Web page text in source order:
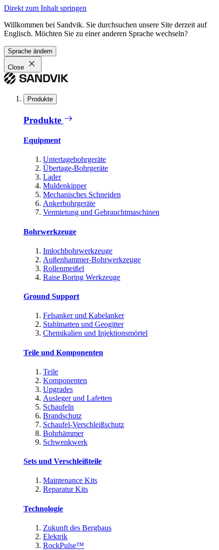
Direkt zum Inhalt springen
Willkommen bei Sandvik. Sie durchsuchen unsere Site derzeit auf
Englisch. Möchten Sie zu einer anderen Sprache wechseln?
Sprache ändern
Close
Produkte
Produkte
Equipment
Untertagebohrgeräte
Übertage-Bohrgeräte
Lader
Muldenkipper
Mechanisches Schneiden
Ankerbohrgeräte
Vermietung und Gebrauchtmaschinen
Bohrwerkzeuge
Imlochbohrwerkzeuge
Außenhammer-Bohrwerkzeuge
Rollenmeißel
Raise Boring Werkzeuge
Ground Support
Felsanker und Kabelanker
Stahlmatten und Geogitter
Chemikalien und Injektionsmörtel
Teile und Komponenten
Teile
Komponenten
Upgrades
Ausleger und Lafetten
Schaufeln
Brandschutz
Schaufel-Verschleißschutz
Bohrhämmer
Schwenkwerk
Sets und Verschleißteile
Maintenance Kits
Reparatur Kits
Technologie
Zukunft des Bergbaus
Elektrik
RockPulse™